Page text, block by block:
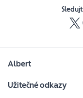
Albert
Užitečné odkazy